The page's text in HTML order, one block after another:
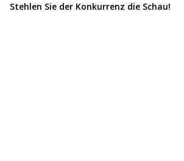
Stehlen Sie der Konkurrenz die Schau!